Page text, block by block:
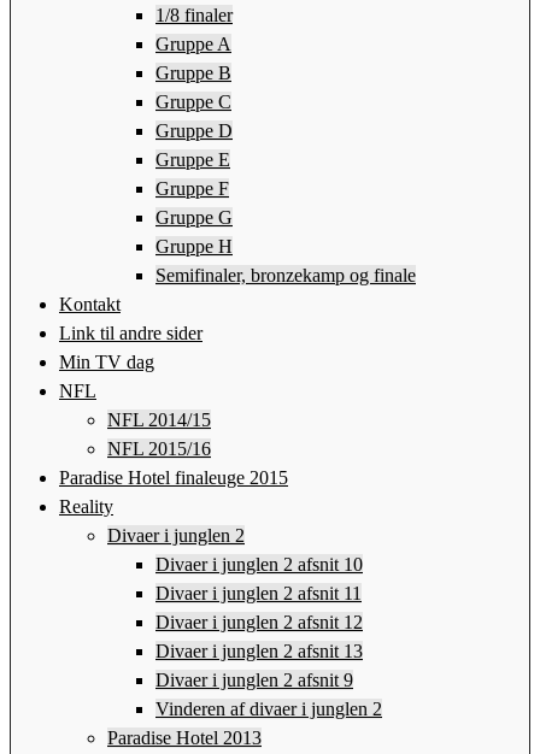
1/8 finaler
Gruppe A
Gruppe B
Gruppe C
Gruppe D
Gruppe E
Gruppe F
Gruppe G
Gruppe H
Semifinaler, bronzekamp og finale
Kontakt
Link til andre sider
Min TV dag
NFL
NFL 2014/15
NFL 2015/16
Paradise Hotel finaleuge 2015
Reality
Divaer i junglen 2
Divaer i junglen 2 afsnit 10
Divaer i junglen 2 afsnit 11
Divaer i junglen 2 afsnit 12
Divaer i junglen 2 afsnit 13
Divaer i junglen 2 afsnit 9
Vinderen af divaer i junglen 2
Paradise Hotel 2013